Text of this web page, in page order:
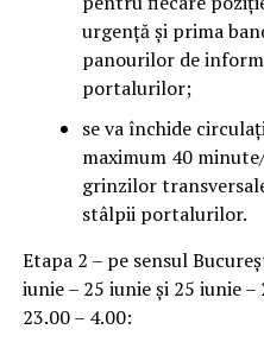
urgență și prima
panourilor de
portalurilor;
se va închide
maximum 40
grinzilor
stâlpii portalurilor.
Etapa 2 – pe sensul
iunie – 25 iunie și 25 iunie
23.00 – 4.00: